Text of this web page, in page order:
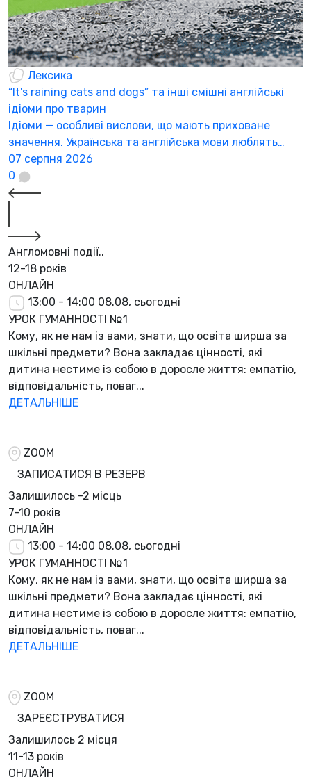
Лексика
“It's raining cats and dogs” та інші смішні англійські
ідіоми про тварин
Ідіоми — особливі вислови, що мають приховане
значення. Українська та англійська мови люблять…
07 серпня 2026
0
Англомовні події..
12-18 років
ОНЛАЙН
13:00 - 14:00 08.08, сьогодні
УРОК ГУМАННОСТІ №1
Кому, як не нам із вами, знати, що освіта ширша за
шкільні предмети? Вона закладає цінності, які
дитина нестиме із собою в доросле життя: емпатію,
відповідальність, поваг...
ДЕТАЛЬНІШЕ
ZOOM
ЗАПИСАТИСЯ В РЕЗЕРВ
Залишилось -2 місць
7-10 років
ОНЛАЙН
13:00 - 14:00 08.08, сьогодні
УРОК ГУМАННОСТІ №1
Кому, як не нам із вами, знати, що освіта ширша за
шкільні предмети? Вона закладає цінності, які
дитина нестиме із собою в доросле життя: емпатію,
відповідальність, поваг...
ДЕТАЛЬНІШЕ
ZOOM
ЗАРЕЄСТРУВАТИСЯ
Залишилось 2 місця
11-13 років
ОНЛАЙН